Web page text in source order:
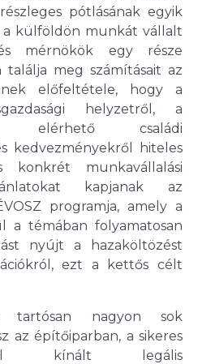
pótlásának egyik
a külföldön munkát vállalt
mérnökök egy része
találja meg számításait az
előfeltétele, hogy a
helyzetről, a
elérhető családi
kedvezményekről hiteles
konkrét munkavállalási
kapjanak az
programja, amely a
a témában folyamatosan
nyújt a hazaköltözést
ezt a kettős célt
tartósan nagyon sok
az építőiparban, a sikeres
kínált legális